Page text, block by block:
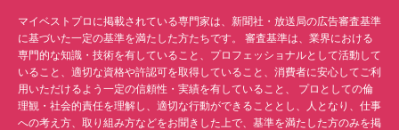
マイベストプロに掲載されている専門家は、新聞社・放送局の広告審査基準
に基づいた一定の基準を満たした方たちです。 審査基準は、業界における
専門的な知識・技術を有していること、プロフェッショナルとして活動して
いること、適切な資格や許認可を取得していること、消費者に安心してご利
用いただけるよう一定の信頼性・実績を有していること、 プロとしての倫
理観・社会的責任を理解し、適切な行動ができることとし、人となり、仕事
への考え方、取り組み方などをお聞きした上で、基準を満たした方のみを掲